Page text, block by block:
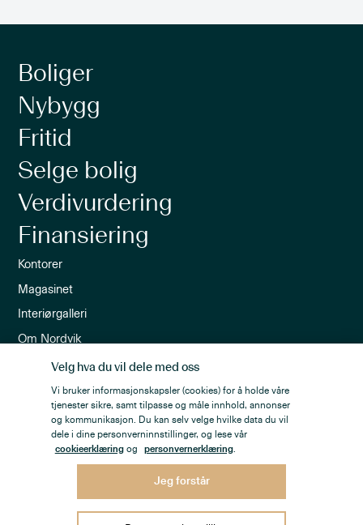
Boliger
Nybygg
Fritid
Selge bolig
Verdivurdering
Finansiering
Kontorer
Magasinet
Interiørgalleri
Om Nordvik
Ledige stillinger
Nordvik-appen
Nyhetsbrev
Velg hva du vil dele med oss
Vi bruker informasjonskapsler (cookies) for å holde våre
tjenester sikre, samt tilpasse og måle innhold, annonser
og kommunikasjon. Du kan selv velge hvilke data du vil
dele i dine personverninnstillinger, og lese vår
cookieerklæringog personvernerklæring.
Jeg forstår